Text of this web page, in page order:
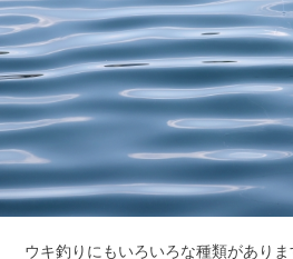
ウキ釣りにもいろいろな種類があり